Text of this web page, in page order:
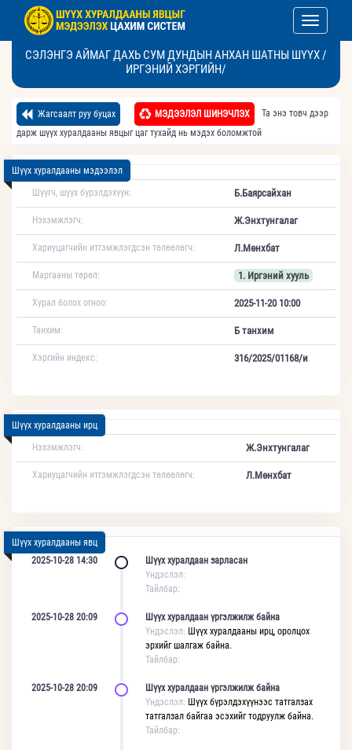
Toggle
СЭЛЭНГЭ АЙМАГ ДАХЬ СУМ ДУНДЫН АНХАН ШАТНЫ ШҮҮХ /
ИРГЭНИЙ ХЭРГИЙН/
Жагсаалт руу буцах МЭДЭЭЛЭЛ ШИНЭЧЛЭХ
Та энэ товч дээр
дарж шүүх хуралдааны явцыг цаг тухайд нь мэдэх боломжтой
Шүүх хуралдааны мэдээлэл
Шүүгч, шүүх бүрэлдэхүүн:
Б.Баярсайхан
Нэхэмжлэгч: Ж.Энхтунгалаг
Хариуцагчийн итгэмжлэгдсэн төлөөлөгч: Л.Мөнхбат
Маргааны төрөл: 1. Иргэний хууль
Хурал болох огноо: 2025-11-20 10:00
Танхим: Б танхим
Хэргийн индекс: 316/2025/01168/и
Шүүх хуралдааны ирц
Нэхэмжлэгч:
Ж.Энхтунгалаг
Хариуцагчийн итгэмжлэгдсэн төлөөлөгч: Л.Мөнхбат
Шүүх хуралдааны явц
2025-10-28 14:30
Шүүх хуралдаан зарласан
Үндэслэл:
Тайлбар:
2025-10-28 20:09
Шүүх хуралдаан үргэлжилж байна
Үндэслэл: Шүүх хуралдааны ирц, оролцох
эрхийг шалгаж байна.
Тайлбар:
2025-10-28 20:09
Шүүх хуралдаан үргэлжилж байна
Үндэслэл: Шүүх бүрэлдэхүүнээс татгалзах
татгалзал байгаа эсэхийг тодруулж байна.
Тайлбар: